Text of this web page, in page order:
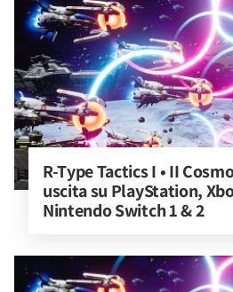
R-Type Tactics I • II
uscita su PlayStation,
Nintendo Switch 1 & 2